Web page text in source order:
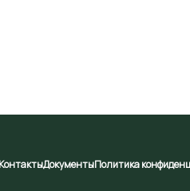
ДокументыПолитика